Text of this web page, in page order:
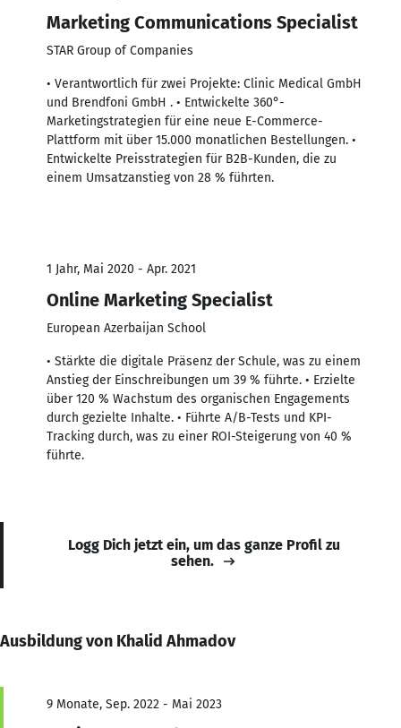
Marketing Communications Specialist
STAR Group of Companies
• Verantwortlich für zwei Projekte: Clinic Medical GmbH
und Brendfoni GmbH . • Entwickelte 360°-
Marketingstrategien für eine neue E-Commerce-
Plattform mit über 15.000 monatlichen Bestellungen. •
Entwickelte Preisstrategien für B2B-Kunden, die zu
einem Umsatzanstieg von 28 % führten.
1 Jahr, Mai 2020 - Apr. 2021
Online Marketing Specialist
European Azerbaijan School
• Stärkte die digitale Präsenz der Schule, was zu einem
Anstieg der Einschreibungen um 39 % führte. • Erzielte
über 120 % Wachstum des organischen Engagements
durch gezielte Inhalte. • Führte A/B-Tests und KPI-
Tracking durch, was zu einer ROI-Steigerung von 40 %
führte.
Logg Dich jetzt ein, um das ganze Profil zu
sehen.
Ausbildung von Khalid Ahmadov
9 Monate, Sep. 2022 - Mai 2023